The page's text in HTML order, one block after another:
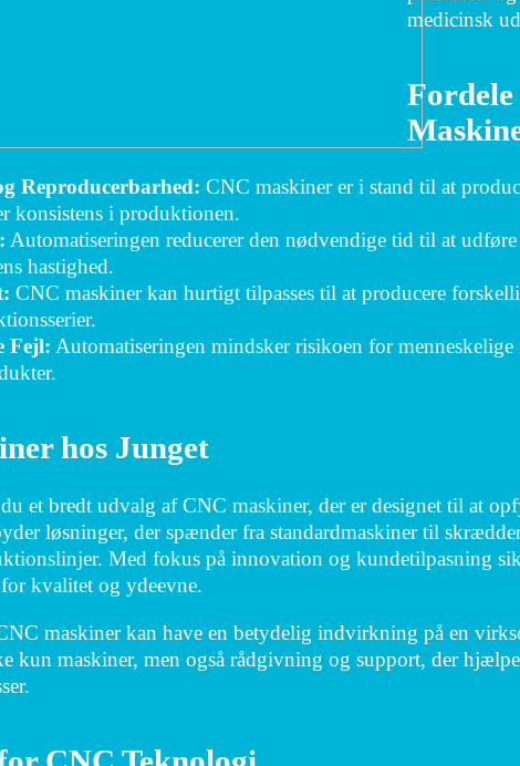
medicinsk
Reproducerbarhed: CNC maskiner er i stand til at
konsistens i produktionen.
Automatiseringen reducerer den nødvendige tid til at
hastighed.
CNC maskiner kan hurtigt tilpasses til at producere
Fejl: Automatiseringen mindsker risikoen for
hos Junget
et bredt udvalg af CNC maskiner, der er designet til at
løsninger, der spænder fra standardmaskiner til
Med fokus på innovation og kundetilpasning
kvalitet og ydeevne.
maskiner kan have en betydelig indvirkning på en
kun maskiner, men også rådgivning og support, der